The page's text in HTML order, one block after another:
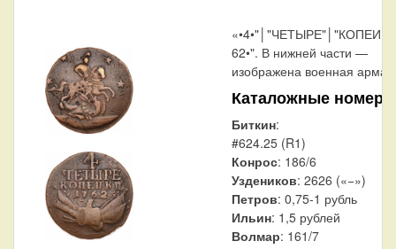
62•". В нижней части —
изображена военная
Каталожные номера
Биткин:
#624.25 (R1)
Конрос: 186/6
Уздеников: 2626 («−»)
Петров: 0,75-1 рубль
Ильин: 1,5 рублей
Волмар: 161/7